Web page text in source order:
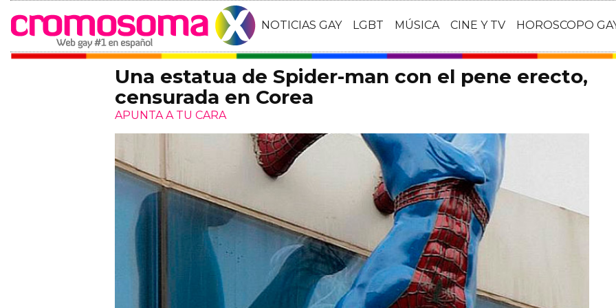
NOTICIAS GAY LGBT MÚSICA CINE Y TV HOROSCOPO
Una estatua de Spider-man con el pene erecto,
censurada en Corea
APUNTA A TU CARA